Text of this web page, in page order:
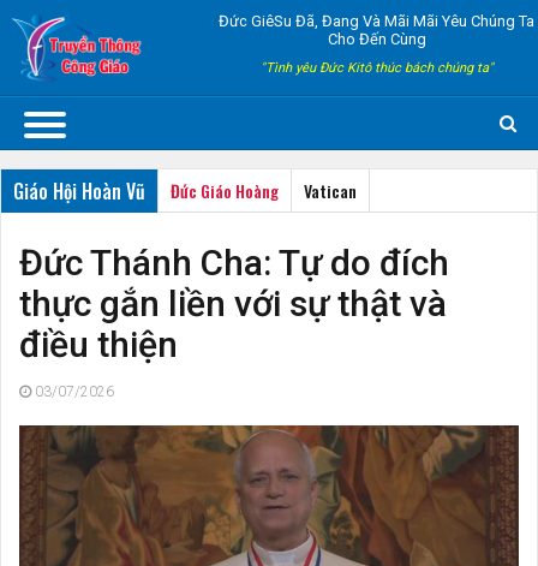
Đức GiêSu Đã, Đang Và Mãi Mãi Yêu Chúng Ta
Cho Đến Cùng
"Tình yêu Đức Kitô thúc bách chúng ta"
Giáo Hội Hoàn Vũ Đức Giáo Hoàng Vatican
Đức Thánh Cha: Tự do đích
thực gắn liền với sự thật và
điều thiện
03/07/2026